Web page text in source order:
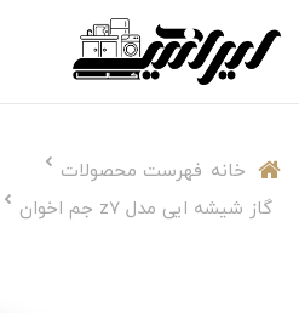
خانه فهرست محصولات
گاز شیشه ایی مدل z7 جم اخوان